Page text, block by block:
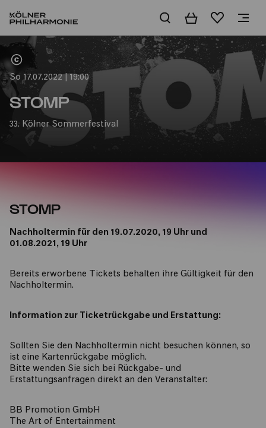
WarenkorbMerkliste
Home
So 17.07.2022 | 19:00
STOMP
33. Kölner Sommerfestival
STOMP
Nachholtermin für den 19.07.2020, 19 Uhr und
01.08.2021, 19 Uhr
Bereits erworbene Tickets behalten ihre Gültigkeit für den
Nachholtermin.
Information zur Ticketrückgabe und Erstattung:
​Sollten Sie den Nachholtermin nicht besuchen können, so
ist eine Kartenrückgabe möglich.
Bitte wenden Sie sich bei Rückgabe- und
Erstattungsanfragen direkt an den Veranstalter:
BB Promotion GmbH
The Art of Entertainment